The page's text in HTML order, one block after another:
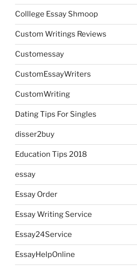
Colllege Essay Shmoop
Custom Writings Reviews
Customessay
CustomEssayWriters
CustomWriting
Dating Tips For Singles
disser2buy
Education Tips 2018
essay
Essay Order
Essay Writing Service
Essay24Service
EssayHelpOnline